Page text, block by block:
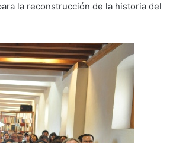
la reconstrucción de la historia del